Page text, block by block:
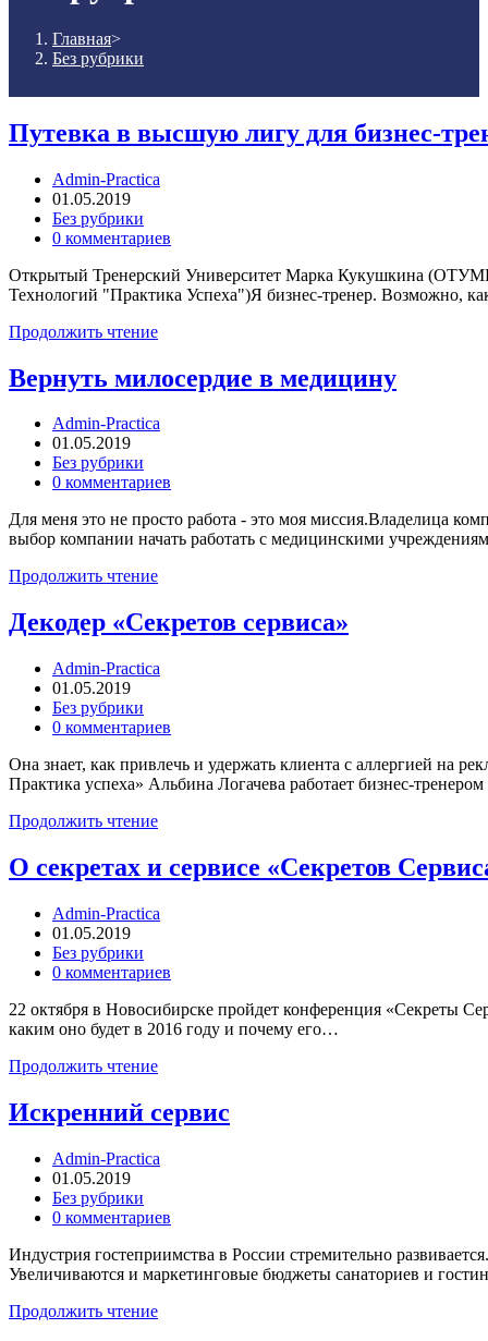
Главная>
Без рубрики
Путевка в высшую лигу для бизнес-
Admin-Practica
01.05.2019
Без рубрики
0 комментариев
Открытый Тренерский Университет Марка Кукушкина
Технологий "Практика Успеха")Я бизнес-тренер. Возможно,
Продолжить чтение
Вернуть милосердие в медицину
Admin-Practica
01.05.2019
Без рубрики
0 комментариев
Для меня это не просто работа - это моя миссия.Владелица
выбор компании начать работать с медицинскими
Продолжить чтение
Декодер «Секретов сервиса»
Admin-Practica
01.05.2019
Без рубрики
0 комментариев
Она знает, как привлечь и удержать клиента с аллергией на
Практика успеха» Альбина Логачева работает бизнес-
Продолжить чтение
О секретах и сервисе «Секретов
Admin-Practica
01.05.2019
Без рубрики
0 комментариев
22 октября в Новосибирске пройдет конференция «Секреты
каким оно будет в 2016 году и почему его…
Продолжить чтение
Искренний сервис
Admin-Practica
01.05.2019
Без рубрики
0 комментариев
Индустрия гостеприимства в России стремительно
Увеличиваются и маркетинговые бюджеты санаториев и
Продолжить чтение